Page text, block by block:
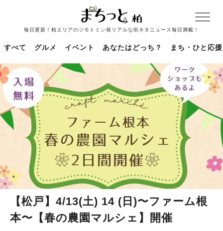
毎日更新！柏エリアのジモトミン発リアルな街ネタニュース毎日満載！
すべて グルメ イベント あなたはどっち？ まち・ひと応援
【松戸】4/13(土) 14 (日)〜ファーム根
本〜【春の農園マルシェ】開催